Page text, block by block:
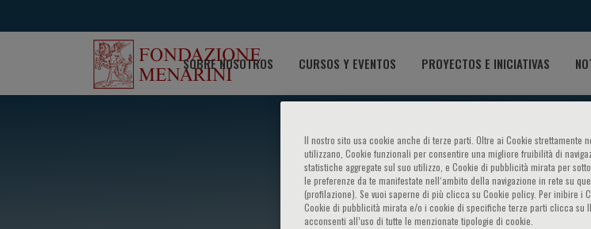
SOBRE NOSOTROS CURSOS Y EVENTOS PROYECTOS E INICIATIVAS
Il nostro sito usa cookie anche di terze parti. Oltre ai Cookie strettamente
utilizzano, Cookie funzionali per consentire una migliore fruibilità di
statistiche aggregate sul suo utilizzo, e Cookie di pubblicità mirata per
le preferenze da te manifestate nell‘ambito della navigazione in rete su
(profilazione). Se vuoi saperne di più clicca su Cookie policy. Per inibire i
Cookie di pubblicità mirata e/o i cookie di specifiche terze parti clicca su
acconsenti all’uso di tutte le menzionate tipologie di cookie.